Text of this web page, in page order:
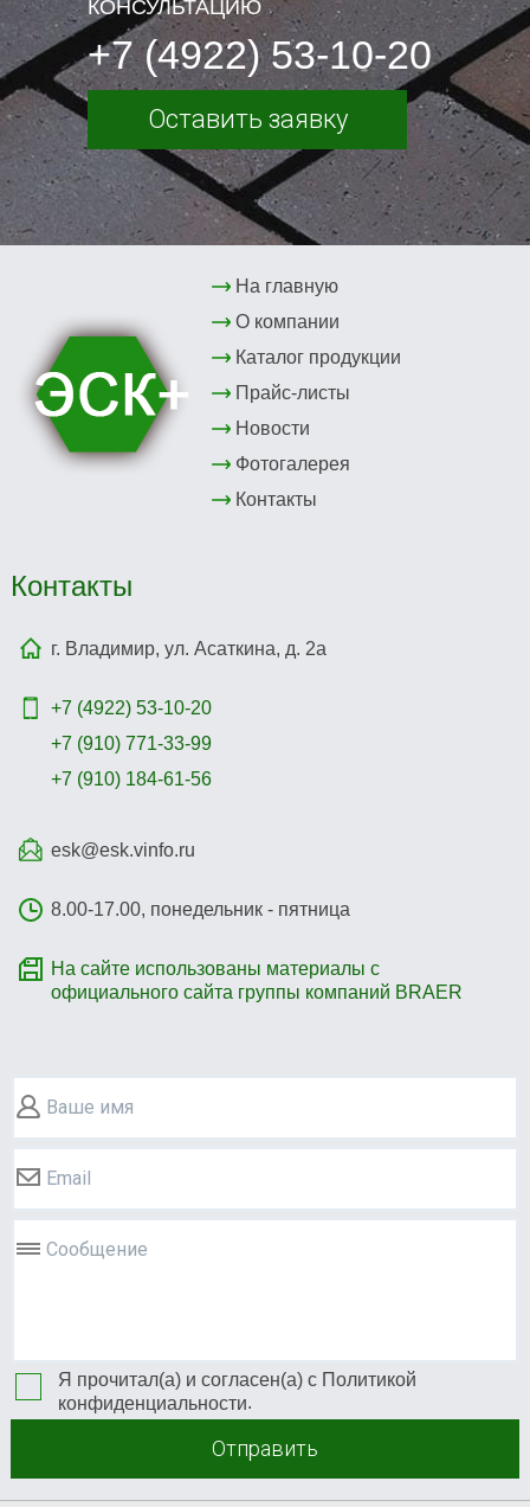
КОНСУЛЬТАЦИЮ
+7 (4922) 53-10-20
Оставить заявку
На главную
О компании
Каталог продукции
Прайс-листы
Новости
Фотогалерея
Контакты
Контакты
г. Владимир, ул. Асаткина, д. 2а
+7 (4922) 53-10-20
+7 (910) 771-33-99
+7 (910) 184-61-56
esk@esk.vinfo.ru
8.00-17.00, понедельник - пятница
На сайте использованы материалы с
официального сайта группы компаний BRAER
Ваше имя
Email
Сообщение
Я прочитал(а) и согласен(а) с Политикой
конфиденциальности.
Отправить